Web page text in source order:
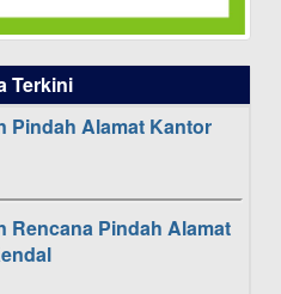
Terkini
Pindah Alamat Kantor
Rencana Pindah Alamat